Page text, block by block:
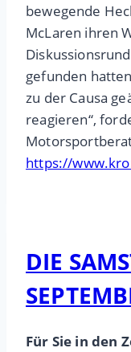
bewegende
McLaren ihren
gefunden
zu der Causa
reagieren“,
https://
DIE
Für Sie in den